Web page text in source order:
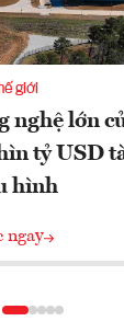
giới
nghệ lớn
tỷ USD
hình
ngay